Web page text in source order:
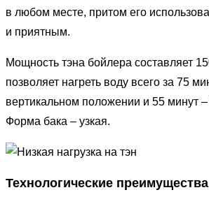
в любом месте, притом его
и приятным.
Мощность тэна бойлера составляет
позволяет нагреть воду всего за 75
вертикальном положении и 55 минут
Форма бака – узкая.
Технологические преимущества